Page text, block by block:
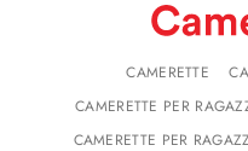
CAMERETTE
CAMERETTE PER
CAMERETTE PER